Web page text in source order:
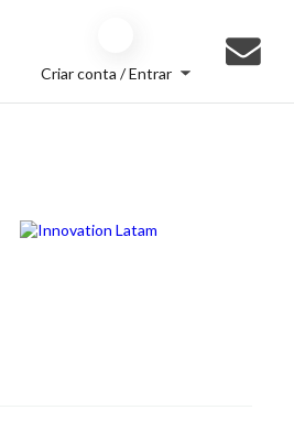
Criar conta / Entrar